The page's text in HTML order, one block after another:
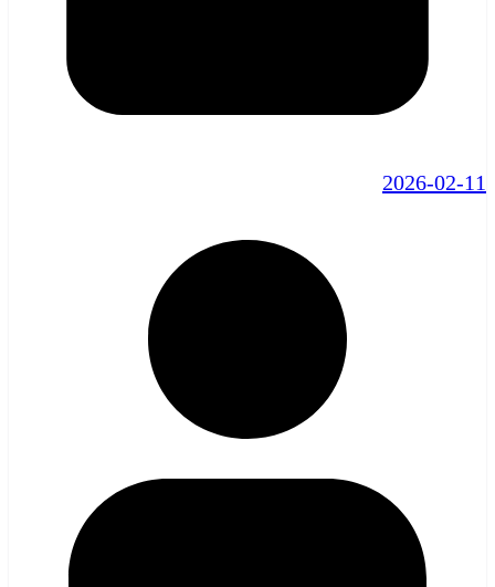
2026-02-11